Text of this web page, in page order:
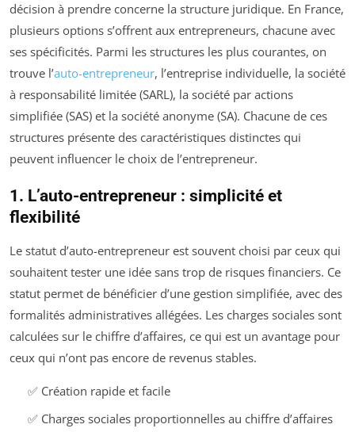
décision à prendre concerne la structure juridique. En France,
plusieurs options s’offrent aux entrepreneurs, chacune avec
ses spécificités. Parmi les structures les plus courantes, on
trouve l’auto-entrepreneur, l’entreprise individuelle, la société
à responsabilité limitée (SARL), la société par actions
simplifiée (SAS) et la société anonyme (SA). Chacune de ces
structures présente des caractéristiques distinctes qui
peuvent influencer le choix de l’entrepreneur.
1. L’auto-entrepreneur : simplicité et
flexibilité
Le statut d’auto-entrepreneur est souvent choisi par ceux qui
souhaitent tester une idée sans trop de risques financiers. Ce
statut permet de bénéficier d’une gestion simplifiée, avec des
formalités administratives allégées. Les charges sociales sont
calculées sur le chiffre d’affaires, ce qui est un avantage pour
ceux qui n’ont pas encore de revenus stables.
✅ Création rapide et facile
✅ Charges sociales proportionnelles au chiffre d’affaires